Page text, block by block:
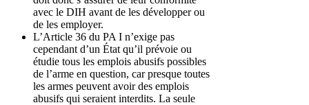
avec le DIH avant de les développer ou
de les employer.
L’Article 36 du PA I n’exige pas
cependant d’un État qu’il prévoie ou
étudie tous les emplois abusifs possibles
de l’arme en question, car presque toutes
les armes peuvent avoir des emplois
abusifs qui seraient interdits. La seule